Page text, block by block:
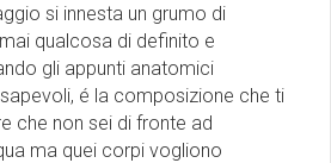
si innesta un grumo di
qualcosa di definito e
gli appunti anatomici
é la composizione che ti
che non sei di fronte ad
ma quei corpi vogliono